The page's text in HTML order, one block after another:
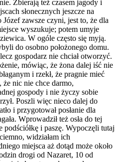
Zbierają też czasem jagody i
słonecznych jeszcze na
zawsze czyni, jest to, że dla
wyszukuje; potem umyje
W ogóle często się myją.
do osobno położonego domu.
gospodarz nie chciał otworzyć.
mówiąc, że żona dalej iść nie
i rzekł, że pragnie mieć
nic nie chce darmo,
gospody i nie życzy sobie
Poszli więc nieco dalej do
i przygotował posłanie dla
Wprowadził też osła do tej
podściółkę i paszę. Wypoczęli tutaj
widziałam ich
miejsca aż dotąd może około
drogi od Nazaret, 10 od